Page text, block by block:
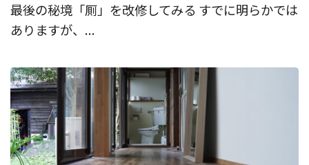
最後の秘境「厠」を改修してみる すでに明らかでは
ありますが、...